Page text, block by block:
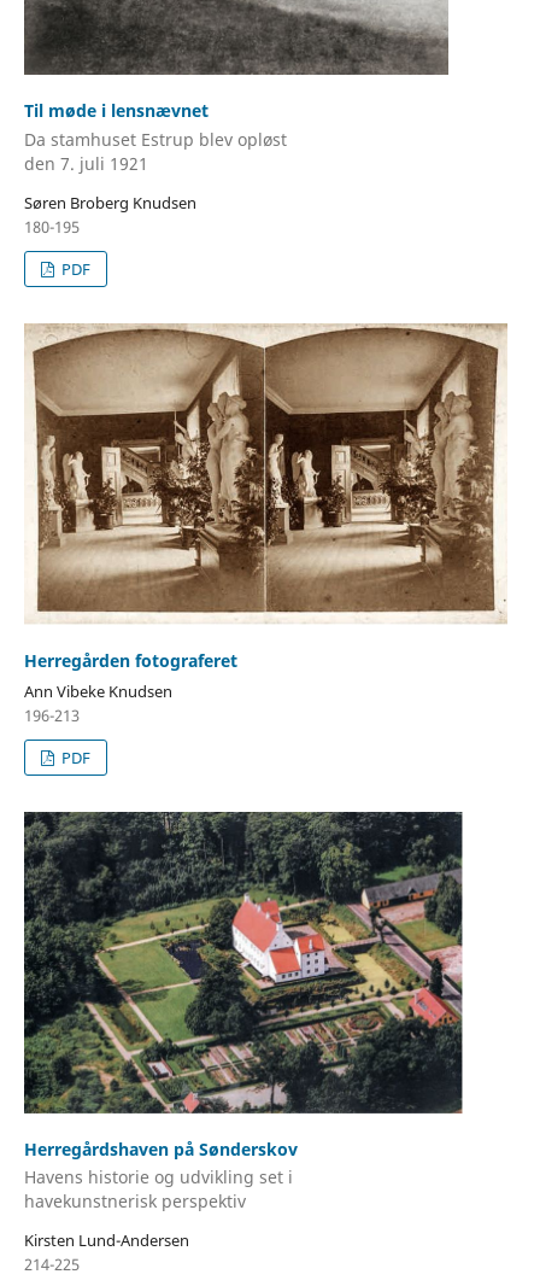
Til møde i lensnævnet
Da stamhuset Estrup blev opløst
den 7. juli 1921
Søren Broberg Knudsen
180-195
PDF
Herregården fotograferet
Ann Vibeke Knudsen
196-213
PDF
Herregårdshaven på Sønderskov
Havens historie og udvikling set i
havekunstnerisk perspektiv
Kirsten Lund-Andersen
214-225